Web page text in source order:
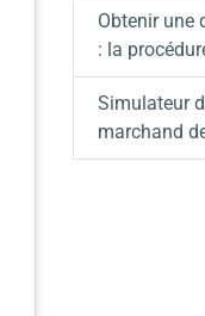
Obtenir une
: la
Simulateur
marchand